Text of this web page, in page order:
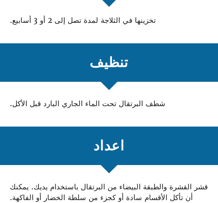
تخزينها في الثلاجة لمدة تصل إلى 2 أو 3 أسابيع.
تنظيف
شطف البرتقال تحت الماء الجاري البارد قبل الأكل.
اعداد
قشر القشرة والطبقة البيضاء من البرتقال باستخدام يديك. يمكنك
أن تأكل الأقسام سادة أو كجزء من سلطة الخضار أو الفاكهة.